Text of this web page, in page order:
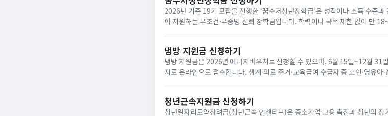
2026년 기준 19기 모집을 진행한 ‘꿈수저청년장학금’은 성적이나 소득 수준과
여 지원하는 무조건·무증빙 신뢰 장학금입니다. 학력이나 국적 제한 없이 만
냉방 지원금 신청하기
냉방 지원금은 2026년 에너지바우처로 신청할 수 있으며, 6월 15일~12월 31
지로 온라인으로 접수합니다. 생계·의료·주거·교육급여 수급자 중 노인·영유아
청년근속지원금 신청하기
청년일자리도약장려금(청년근속 인센티브)은 중소기업 고용 촉진과 청년의 장